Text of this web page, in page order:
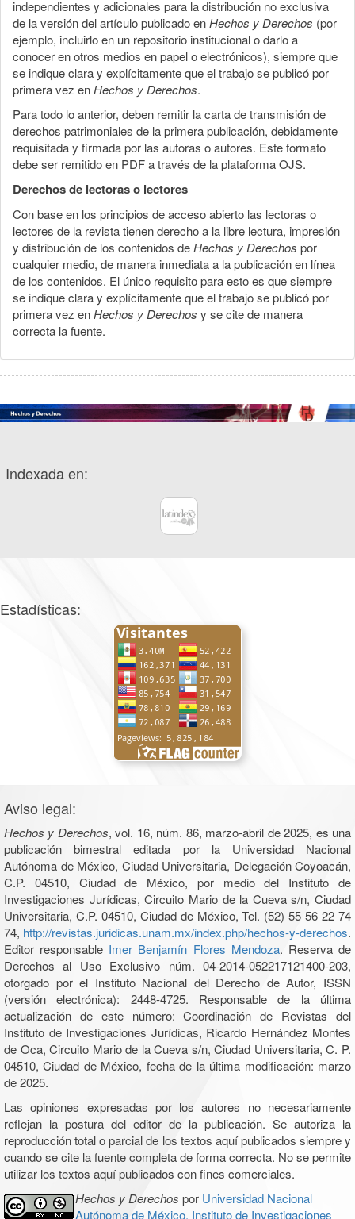
independientes y adicionales para la distribución no exclusiva
de la versión del artículo publicado enHechos y Derechos (por
ejemplo, incluirlo en un repositorio institucional o darlo a
conocer en otros medios en papel o electrónicos), siempre que
se indique clara y explícitamente que el trabajo se publicó por
primera vez enHechos y Derechos.
Para todo lo anterior, deben remitir la carta de transmisión de
derechos patrimoniales de la primera publicación, debidamente
requisitada y firmada por las autoras o autores. Este formato
debe ser remitido en PDF a través de la plataforma OJS.
Derechos de lectoras o lectores
Con base en los principios de acceso abierto las lectoras o
lectores de la revista tienen derecho a la libre lectura, impresión
y distribución de los contenidos deHechos y Derechos por
cualquier medio, de manera inmediata a la publicación en línea
de los contenidos. El único requisito para esto es que siempre
se indique clara y explícitamente que el trabajo se publicó por
primera vez enHechos y Derechos y se cite de manera
correcta la fuente.
Indexada en:
Estadísticas:
Aviso legal:
Hechos y Derechos, vol. 16, núm. 86, marzo-abril de 2025, es una
publicación bimestral editada por la Universidad Nacional
Autónoma de México, Ciudad Universitaria, Delegación Coyoacán,
C.P. 04510, Ciudad de México, por medio del Instituto de
Investigaciones Jurídicas, Circuito Mario de la Cueva s/n, Ciudad
Universitaria, C.P. 04510, Ciudad de México, Tel. (52) 55 56 22 74
74, http://revistas.juridicas.unam.mx/index.php/hechos-y-derechos.
Editor responsable Imer Benjamín Flores Mendoza. Reserva de
Derechos al Uso Exclusivo núm. 04-2014-052217121400-203,
otorgado por el Instituto Nacional del Derecho de Autor, ISSN
(versión electrónica): 2448-4725. Responsable de la última
actualización de este número: Coordinación de Revistas del
Instituto de Investigaciones Jurídicas, Ricardo Hernández Montes
de Oca, Circuito Mario de la Cueva s/n, Ciudad Universitaria, C. P.
04510, Ciudad de México, fecha de la última modificación: marzo
de 2025.
Las opiniones expresadas por los autores no necesariamente
reflejan la postura del editor de la publicación. Se autoriza la
reproducción total o parcial de los textos aquí publicados siempre y
cuando se cite la fuente completa de forma correcta. No se permite
utilizar los textos aquí publicados con fines comerciales.
Hechos y Derechos por Universidad Nacional
Autónoma de México, Instituto de Investigaciones